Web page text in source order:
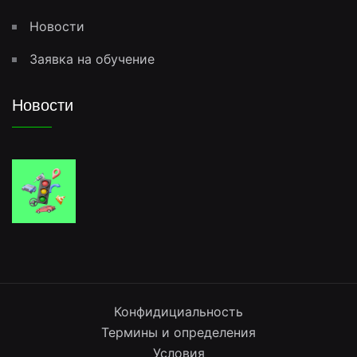
Новости
Заявка на обучение
Новости
Конфидициальность
Термины и определения
Условия